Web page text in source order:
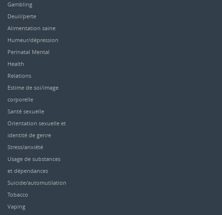
Gambling
Deuil/perte
Alimentation saine
Humeur/dépression
Perinatal Mental
Health
Relations
Estime de soi/image
corporelle
Santé sexuelle
Orientation sexuelle et
identité de genre
Stress/anxiété
Usage de substances
et dépendances
Suicide/automutilation
Tobacco
Vaping